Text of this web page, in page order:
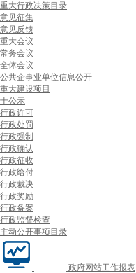
重大行政决策目录
意见征集
意见反馈
重大会议
常务会议
全体会议
公共企事业单位信息公开
重大建设项目
十公示
行政许可
行政处罚
行政强制
行政确认
行政征收
行政给付
行政裁决
行政奖励
行政备案
行政监督检查
主动公开事项目录
政府网站工作报表